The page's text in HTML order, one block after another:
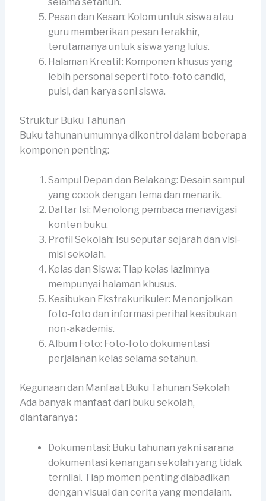
Pesan dan Kesan: Kolom untuk siswa atau
guru memberikan pesan terakhir,
terutamanya untuk siswa yang lulus.
Halaman Kreatif: Komponen khusus yang
lebih personal seperti foto-foto candid,
puisi, dan karya seni siswa.
Struktur Buku Tahunan
Buku tahunan umumnya dikontrol dalam beberapa
komponen penting:
Sampul Depan dan Belakang: Desain sampul
yang cocok dengan tema dan menarik.
Daftar Isi: Menolong pembaca menavigasi
konten buku.
Profil Sekolah: Isu seputar sejarah dan visi-
misi sekolah.
Kelas dan Siswa: Tiap kelas lazimnya
mempunyai halaman khusus.
Kesibukan Ekstrakurikuler: Menonjolkan
foto-foto dan informasi perihal kesibukan
non-akademis.
Album Foto: Foto-foto dokumentasi
perjalanan kelas selama setahun.
Kegunaan dan Manfaat Buku Tahunan Sekolah
Ada banyak manfaat dari buku sekolah,
diantaranya :
Dokumentasi: Buku tahunan yakni sarana
dokumentasi kenangan sekolah yang tidak
ternilai. Tiap momen penting diabadikan
dengan visual dan cerita yang mendalam.